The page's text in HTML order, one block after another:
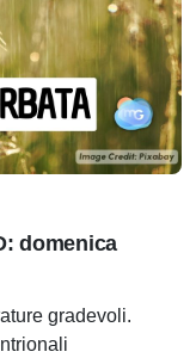
domenica
gradevoli.